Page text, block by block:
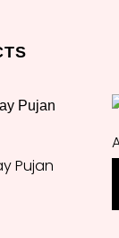
Pujan